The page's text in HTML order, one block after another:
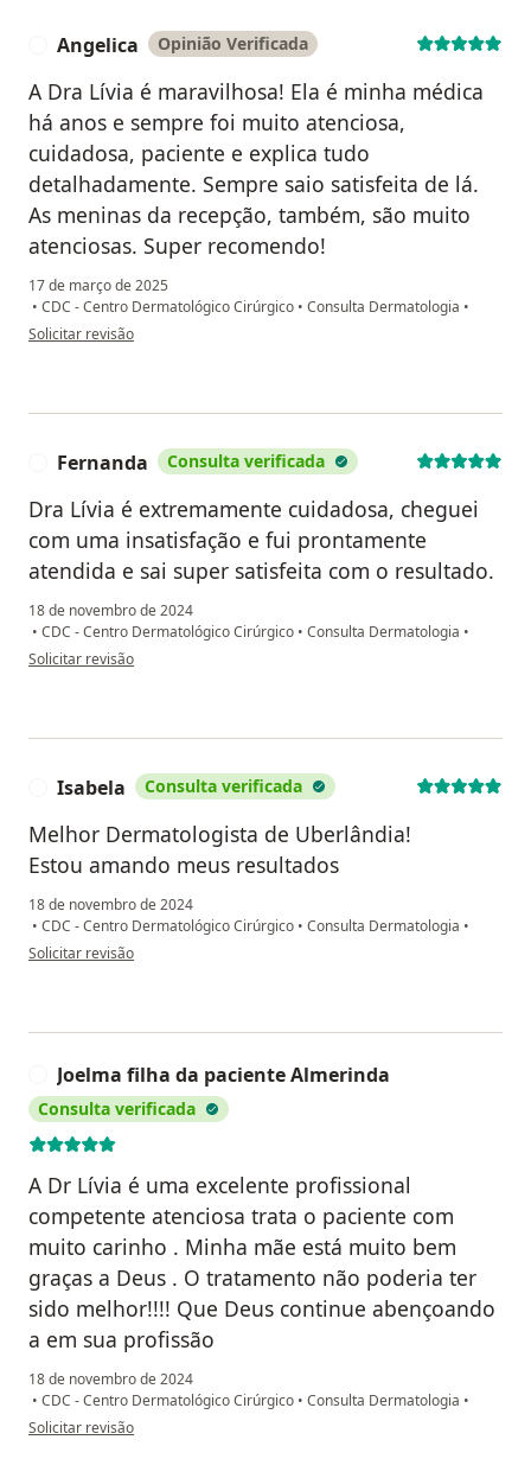
Angelica Opinião Verificada
A Dra Lívia é maravilhosa! Ela é minha médica
há anos e sempre foi muito atenciosa,
cuidadosa, paciente e explica tudo
detalhadamente. Sempre saio satisfeita de lá.
As meninas da recepção, também, são muito
atenciosas. Super recomendo!
17 de março de 2025
• CDC - Centro Dermatológico Cirúrgico • Consulta Dermatologia •
na opinião do utilizador Angelica
Solicitar revisão
Fernanda Consulta verificada
Dra Lívia é extremamente cuidadosa, cheguei
com uma insatisfação e fui prontamente
atendida e sai super satisfeita com o resultado.
18 de novembro de 2024
• CDC - Centro Dermatológico Cirúrgico • Consulta Dermatologia •
na opinião do utilizador Fernanda
Solicitar revisão
Isabela Consulta verificada
Melhor Dermatologista de Uberlândia!
Estou amando meus resultados
18 de novembro de 2024
• CDC - Centro Dermatológico Cirúrgico • Consulta Dermatologia •
na opinião do utilizador Isabela
Solicitar revisão
Joelma filha da paciente Almerinda
Consulta verificada
A Dr Lívia é uma excelente profissional
competente atenciosa trata o paciente com
muito carinho . Minha mãe está muito bem
graças a Deus . O tratamento não poderia ter
sido melhor!!!! Que Deus continue abençoando
a em sua profissão
18 de novembro de 2024
• CDC - Centro Dermatológico Cirúrgico • Consulta Dermatologia •
na opinião do utilizador Joelma filha da paciente Almerinda
Solicitar revisão